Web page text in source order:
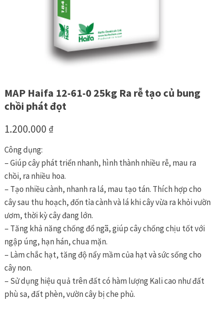
MAP Haifa 12-61-0 25kg Ra rễ tạo củ bung
chồi phát đọt
1.200.000 ₫
Công dụng:
– Giúp cây phát triển nhanh, hình thành nhiều rễ, mau ra
chồi, ra nhiều hoa.
– Tạo nhiều cành, nhanh ra lá, mau tạo tán. Thích hợp cho
cây sau thu hoạch, đốn tỉa cành và lá khi cây vừa ra khỏi vườn
ươm, thời kỳ cây đang lớn.
– Tăng khả năng chống đổ ngã, giúp cây chống chịu tốt với
ngập úng, hạn hán, chua mặn.
– Làm chắc hạt, tăng độ nẩy mầm của hạt và sức sống cho
cây non.
– Sử dụng hiệu quả trên đất có hàm lượng Kali cao như đất
phù sa, đất phèn, vườn cây bị che phủ.